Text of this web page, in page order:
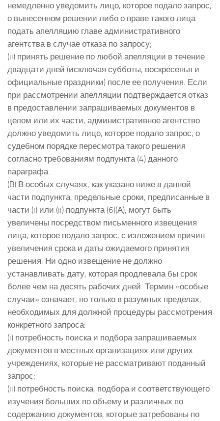
немедленно уведомить лицо, которое подало запрос,
о вынесенном решении либо о праве такого лица
подать апелляцию главе административного
агентства в случае отказа по запросу;
(ii) принять решение по любой апелляции в течение
двадцати дней (исключая субботы, воскресенья и
официальные праздники) после ее получения. Если
при рассмотрении апелляции подтверждается отказ
в предоставлении запрашиваемых документов в
целом или их части, административное агентство
должно уведомить лицо, которое подало запрос, о
судебном порядке пересмотра такого решения
согласно требованиям подпункта (4) данного
параграфа.
(B) В особых случаях, как указано ниже в данной
части подпункта, предельные сроки, предписанные в
части (i) или (ii) подпункта (6)(А), могут быть
увеличены посредством письменного извещения
лица, которое подало запрос, с изложением причин
увеличения срока и даты ожидаемого принятия
решения. Ни одно извещение не должно
устанавливать дату, которая продлевала бы срок
более чем на десять рабочих дней. Термин «особые
случаи» означает, но только в разумных пределах,
необходимых для должной процедуры рассмотрения
конкретного запроса:
(i) потребность поиска и подбора запрашиваемых
документов в местных организациях или других
учреждениях, которые не рассматривают поданный
запрос;
(ii) потребность поиска, подбора и соответствующего
изучения больших по объему и различных по
содержанию документов, которые затребованы по